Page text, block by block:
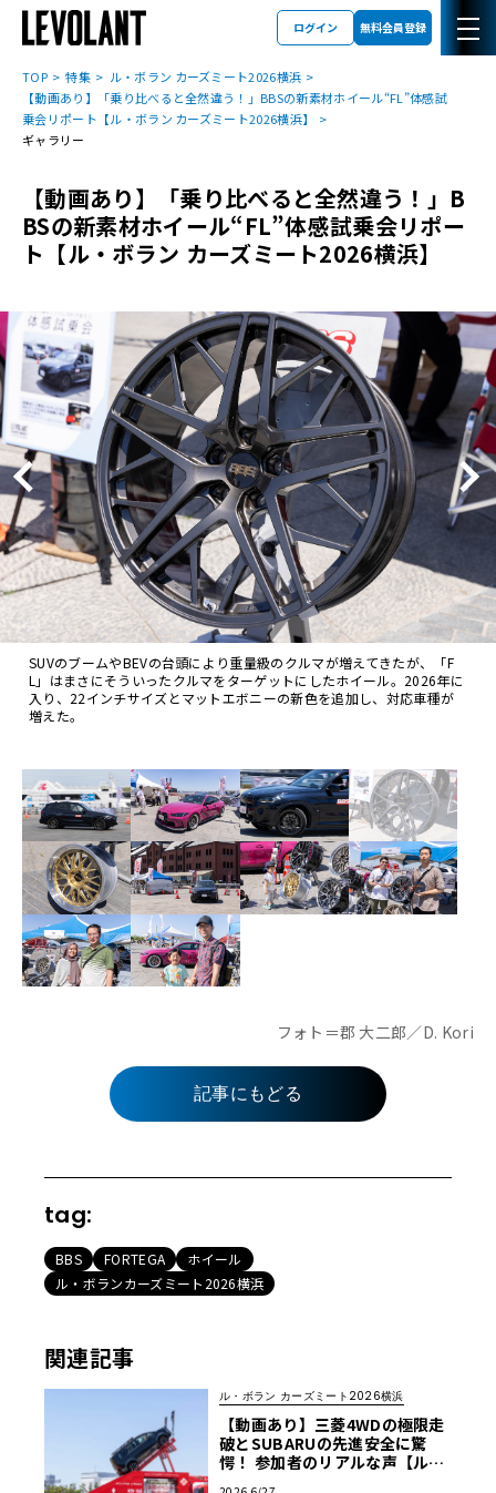
ログイン 無料会員登録
TOP 特集
ル・ボラン カーズミート2026横浜
【動画あり】「乗り比べると全然違う！」BBSの新素材ホイール“FL”体感試
乗会リポート【ル・ボラン カーズミート2026横浜】
ギャラリー
【動画あり】「乗り比べると全然違う！」B
BSの新素材ホイール“FL”体感試乗会リポー
ト【ル・ボラン カーズミート2026横浜】
SUVのブームやBEVの台頭により重量級のクルマが増えてきたが、「F
L」はまさにそういったクルマをターゲットにしたホイール。2026年に
入り、22インチサイズとマットエボニーの新色を追加し、対応車種が
増えた。
フォト＝郡 大二郎／D. Kori
記事にもどる
tag:
BBS FORTEGA
ホイール
ル・ボランカーズミート2026横浜
関連記事
ル・ボラン カーズミート2026横浜
【動画あり】三菱4WDの極限走
破とSUBARUの先進安全に驚
愕！ 参加者のリアルな声【ル・